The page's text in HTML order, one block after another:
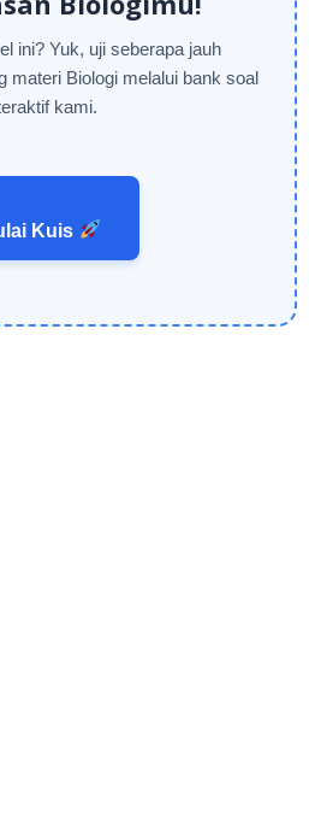
ini? Yuk, uji seberapa jauh
materi Biologi melalui bank soal
kami.
Kuis